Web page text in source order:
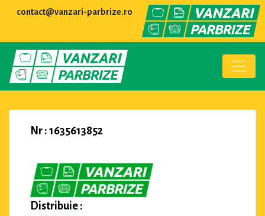
contact@vanzari-parbrize.ro
Nr : 1635613852
Distribuie :